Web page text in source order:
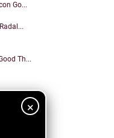
×
Go...
Th...
- ...